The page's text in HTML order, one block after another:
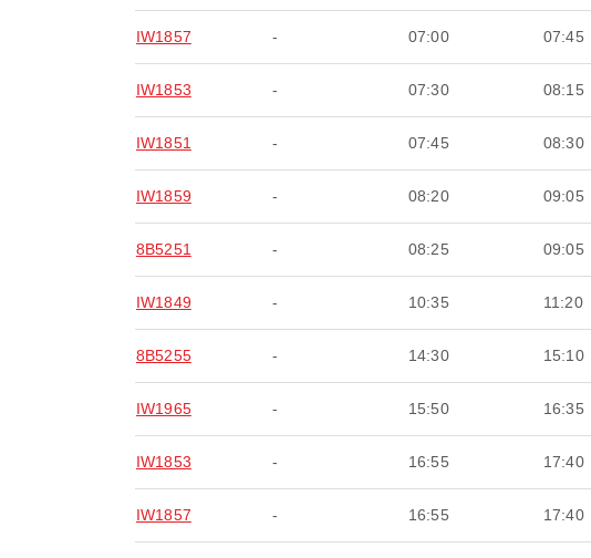
IW1857 - 07:00 07:45
IW1853 - 07:30 08:15
IW1851 - 07:45 08:30
IW1859 - 08:20 09:05
8B5251 - 08:25 09:05
IW1849 - 10:35 11:20
8B5255 - 14:30 15:10
IW1965 - 15:50 16:35
IW1853 - 16:55 17:40
IW1857 - 16:55 17:40